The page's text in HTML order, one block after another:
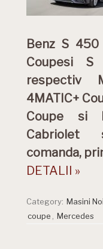
Benz S
Coupesi S
respectiv
4MATIC+
Coupe si
Cabriolet
comanda,
DETALII »
Category: Masini Noi
coupe
Mercedes